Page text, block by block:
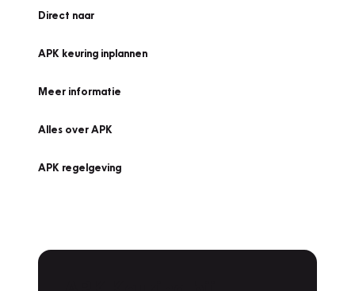
Direct naar
APK keuring inplannen
Meer informatie
Alles over APK
APK regelgeving